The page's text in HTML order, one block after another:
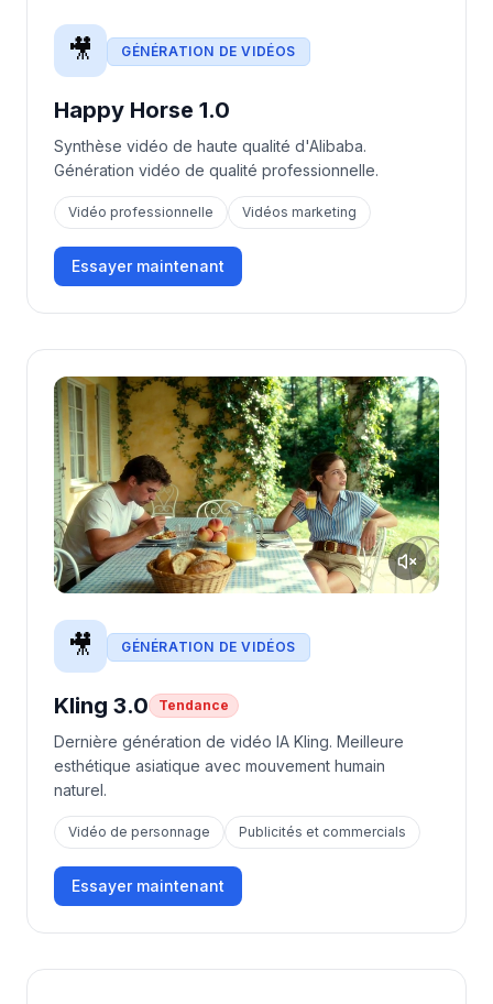
🎥 GÉNÉRATION DE VIDÉOS
Happy Horse 1.0
Synthèse vidéo de haute qualité d'Alibaba.
Génération vidéo de qualité professionnelle.
Vidéo professionnelle Vidéos marketing
Essayer maintenant
🎥 GÉNÉRATION DE VIDÉOS
Kling 3.0 Tendance
Dernière génération de vidéo IA Kling. Meilleure
esthétique asiatique avec mouvement humain
naturel.
Vidéo de personnage Publicités et commercials
Essayer maintenant